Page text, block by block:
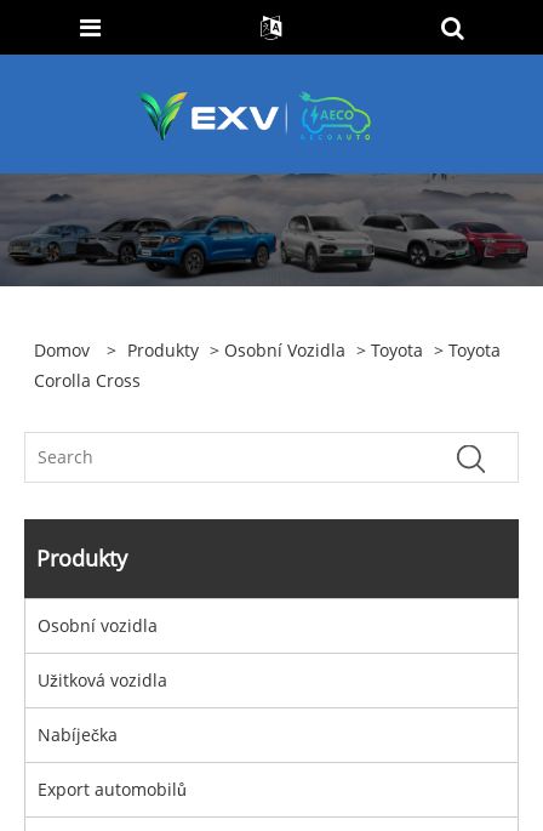
Domov > Produkty > Osobní Vozidla >Toyota > Toyota
Corolla Cross
Produkty
Osobní vozidla
Užitková vozidla
Nabíječka
Export automobilů